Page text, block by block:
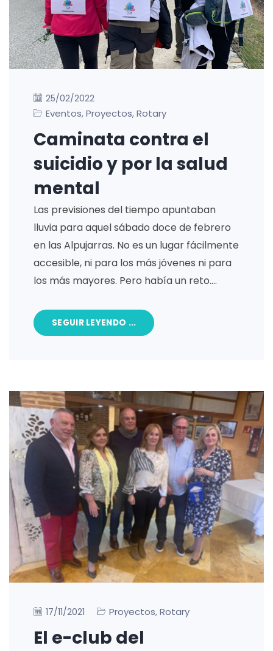
25/02/2022
Eventos, Proyectos, Rotary
Caminata contra el
suicidio y por la salud
mental
Las previsiones del tiempo apuntaban
lluvia para aquel sábado doce de febrero
en las Alpujarras. No es un lugar fácilmente
accesible, ni para los más jóvenes ni para
los más mayores. Pero había un reto.…
SEGUIR LEYENDO ...
17/11/2021 Proyectos, Rotary
El e-club del